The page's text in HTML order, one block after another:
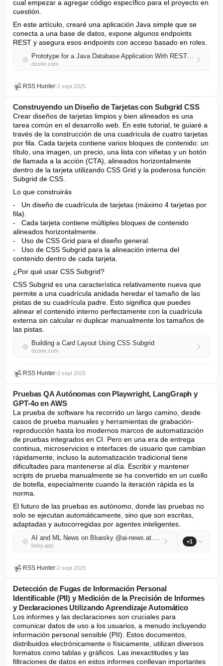
cual empezar a agregar código específico para el proyecto en
cuestión.
En este artículo, crearé una aplicación Java simple que se
conecta a una base de datos, expone algunos endpoints
REST y asegura esos endpoints con acceso basado en roles.
Prototype for a Java Database Application With REST and Security
dzone.com
RSS Hunter•2 sept 2025
Construyendo un Diseño de Tarjetas con Subgrid CSS
Crear diseños de tarjetas limpios y bien alineados es una
tarea común en el desarrollo web. En este tutorial, te guiaré a
través de la construcción de una cuadrícula de cuatro tarjetas
por fila. Cada tarjeta contiene varios bloques de contenido: un
título, una imagen, un precio, una lista con viñetas y un botón
de llamada a la acción (CTA), alineados horizontalmente
dentro de la tarjeta utilizando CSS Grid y la poderosa función
Subgrid de CSS.
Lo que construirás
-   Un diseño de cuadrícula de tarjetas (máximo 4 tarjetas por
fila).
-   Cada tarjeta contiene múltiples bloques de contenido
alineados horizontalmente.
-   Uso de CSS Grid para el diseño general.
-   Uso de CSS Subgrid para la alineación interna del
contenido dentro de cada tarjeta.
¿Por qué usar CSS Subgrid?
CSS Subgrid es una característica relativamente nueva que
permite a una cuadrícula anidada heredar el tamaño de las
pistas de su cuadrícula padre. Esto significa que puedes
alinear el contenido interno perfectamente con la cuadrícula
externa sin calcular ni duplicar manualmente los tamaños de
las pistas.
Building a Card Layout Using CSS Subgrid
dzone.com
RSS Hunter•2 sept 2025
Pruebas QA Autónomas con Playwright, LangGraph y
GPT-4o en AWS
La prueba de software ha recorrido un largo camino, desde
casos de prueba manuales y herramientas de grabación-
reproducción hasta los modernos marcos de automatización
de pruebas integrados en CI. Pero en una era de entrega
continua, microservicios e interfaces de usuario que cambian
rápidamente, incluso la automatización tradicional tiene
dificultades para mantenerse al día. Escribir y mantener
scripts de prueba manualmente se ha convertido en un cuello
de botella, especialmente cuando la iteración rápida es la
norma.
El futuro de las pruebas es autónomo, donde las pruebas no
solo se ejecutan automáticamente, sino que son escritas,
adaptadas y autocorregidas por agentes inteligentes.
AI and ML News on Bluesky @ai-news.at.thenote.app
bsky.app
+1
RSS Hunter•2 sept 2025
Detección de Fugas de Información Personal
Identificable (PII) y Medición de la Precisión de Informes
y Declaraciones Utilizando Aprendizaje Automático
Los informes y las declaraciones son cruciales para
comunicar datos de uso a los usuarios, a menudo incluyendo
información personal sensible (PII). Estos documentos,
distribuidos electrónicamente o físicamente, utilizan diversos
formatos como tablas y gráficos. Las inexactitudes y las
filtraciones de datos en estos informes conllevan importantes